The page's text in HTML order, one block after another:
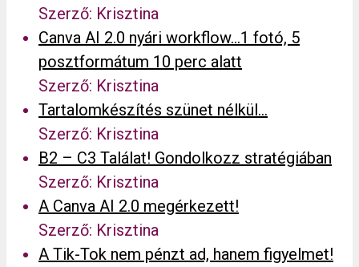
Szerző: Krisztina
Canva AI 2.0 nyári workflow…1 fotó, 5
posztformátum 10 perc alatt
Szerző: Krisztina
Tartalomkészítés szünet nélkül…
Szerző: Krisztina
B2 – C3 Találat! Gondolkozz stratégiában
Szerző: Krisztina
A Canva AI 2.0 megérkezett!
Szerző: Krisztina
A Tik-Tok nem pénzt ad, hanem figyelmet!